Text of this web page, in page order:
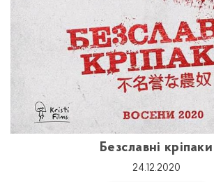
Безславні кріпаки
24.12.2020